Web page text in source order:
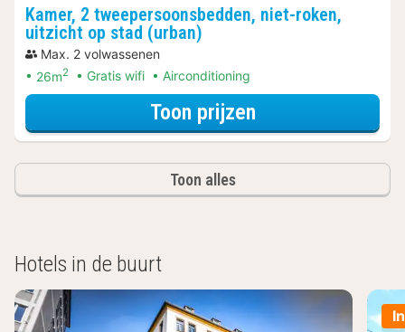
Kamer, 2 tweepersoonsbedden, niet-roken,
uitzicht op stad (urban)
Max. 2 volwassenen
26m2 Gratis wifi Airconditioning
Toon prijzenvoor City Card
Toon alles
Hotels in de buurt